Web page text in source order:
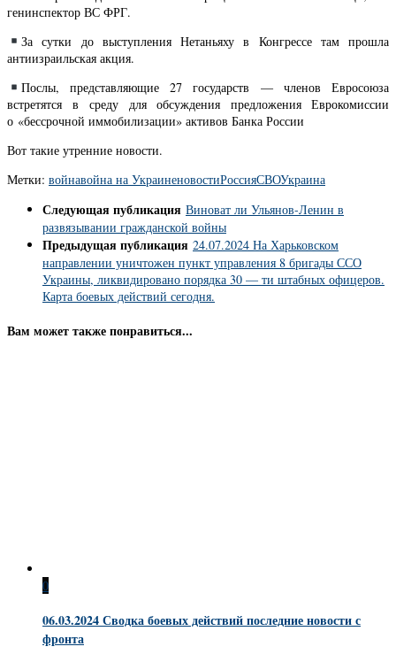
генинспектор ВС ФРГ.
За сутки до выступления Нетаньяху в Конгрессе там прошла
антиизраильская акция.
Послы, представляющие 27 государств — членов Евросоюза
встретятся в среду для обсуждения предложения Еврокомиссии
о «бессрочной иммобилизации» активов Банка России
Вот такие утренние новости.
Метки: войнавойна на УкраиненовостиРоссияСВОУкраина
Следующая публикация Виноват ли Ульянов-Ленин в
развязывании гражданской войны
Предыдущая публикация 24.07.2024 На Харьковском
направлении уничтожен пункт управления 8 бригады ССО
Украины, ликвидировано порядка 30 — ти штабных офицеров.
Карта боевых действий сегодня.
Вам может также понравиться...
0
06.03.2024 Сводка боевых действий последние новости с
фронта